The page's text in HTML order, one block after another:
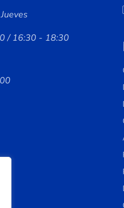
/ 16:30 - 18:30